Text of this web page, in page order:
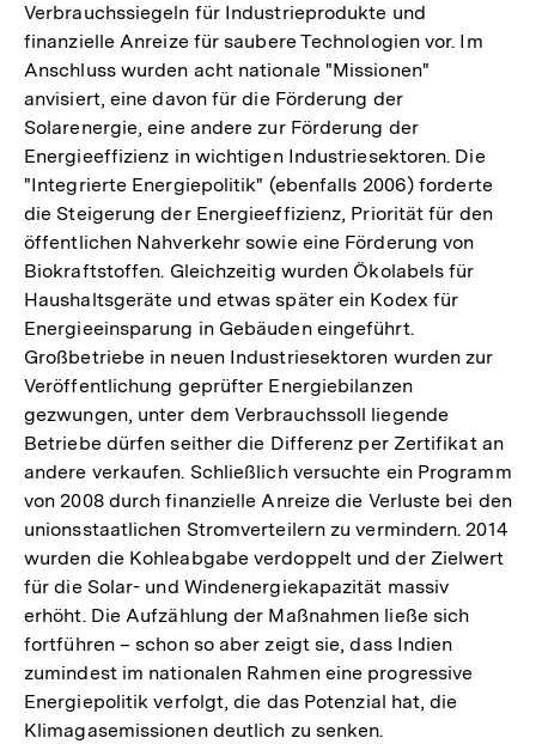
Verbrauchssiegeln für Industrieprodukte und
finanzielle Anreize für saubere Technologien vor. Im
Anschluss wurden acht nationale "Missionen"
anvisiert, eine davon für die Förderung der
Solarenergie, eine andere zur Förderung der
Energieeffizienz in wichtigen Industriesektoren. Die
"Integrierte Energiepolitik" (ebenfalls 2006) forderte
die Steigerung der Energieeffizienz, Priorität für den
öffentlichen Nahverkehr sowie eine Förderung von
Biokraftstoffen. Gleichzeitig wurden Ökolabels für
Haushaltsgeräte und etwas später ein Kodex für
Energieeinsparung in Gebäuden eingeführt.
Großbetriebe in neuen Industriesektoren wurden zur
Veröffentlichung geprüfter Energiebilanzen
gezwungen, unter dem Verbrauchssoll liegende
Betriebe dürfen seither die Differenz per Zertifikat an
andere verkaufen. Schließlich versuchte ein Programm
von 2008 durch finanzielle Anreize die Verluste bei den
unionsstaatlichen Stromverteilern zu vermindern. 2014
wurden die Kohleabgabe verdoppelt und der Zielwert
für die Solar- und Windenergiekapazität massiv
erhöht. Die Aufzählung der Maßnahmen ließe sich
fortführen – schon so aber zeigt sie, dass Indien
zumindest im nationalen Rahmen eine progressive
Energiepolitik verfolgt, die das Potenzial hat, die
Klimagasemissionen deutlich zu senken.